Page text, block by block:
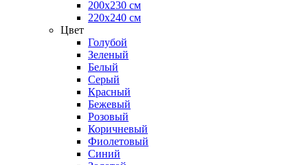
200х230 см
220х240 см
Цвет
Голубой
Зеленый
Белый
Серый
Красный
Бежевый
Розовый
Коричневый
Фиолетовый
Синий